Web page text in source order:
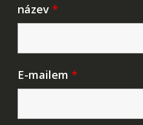
název *
E-mailem *